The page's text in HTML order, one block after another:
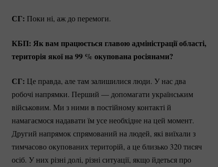
СГ: Поки ні, аж до перемоги.
КБП: Як вам працюється главою адміністрації області,
територія якої на99 % окупована росіянами?
СГ: Це правда, але там залишилися люди. У нас два
робочі напрямки. Перший — допомагати українським
військовим. Ми з ними в постійному контакті й
намагаємося надавати їм усе необхідне на цей момент.
Другий напрямок спрямований на людей, які виїхали з
тимчасово окупованих територій, а це близько 320 тисяч
осіб. У них різні долі, різні ситуації, якщо йдеться про